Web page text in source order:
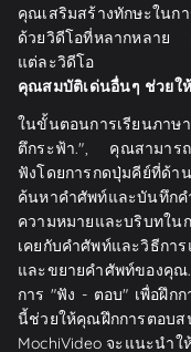
คุณเสริมสร้างทักษะในก
ด้วยวิดีโอที่หลากหลาย
แต่ละวิดีโอ
คุณสมบัติเด่นอื่นๆ ช่วยใ
ในขั้นตอนการเรียนภา
ตึกระฟ้า.", คุณสามารถ
ฟังโดยการกดปุ่มคีย์ที่ด้
ค้นหาคำศัพท์และบันทึกค
ความหมายและบริบทใ
เคยกับคำศัพท์และวิธีก
และขยายคำศัพท์ของคุณ.
การ "ฟัง - ตอบ" เพื่อฝึก
นี้ช่วยให้คุณฝึกการตอบส
MochiVideo จะแนะนำ